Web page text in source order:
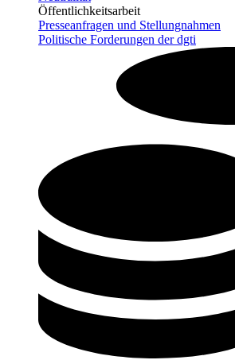
Öffentlichkeitsarbeit
Presseanfragen und Stellungnahmen
Politische Forderungen der dgti